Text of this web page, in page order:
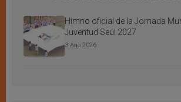
Himno oficial de la Jornada
Juventud Seúl 2027
3 Ago 2026